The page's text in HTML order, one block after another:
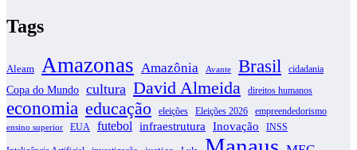
Tags
Aleam Amazonas Amazônia Avante Brasil cidadania
Copa do Mundo cultura David Almeida direitos humanos
economia educação eleições Eleições 2026 empreendedorismo
ensino superior EUA futebol infraestrutura Inovação INSS